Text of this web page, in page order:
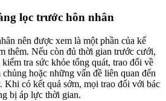
lọc trước hôn nhân
nên được xem là một phần của kế
thêm. Nếu còn đủ thời gian trước cưới,
tra sức khỏe tổng quát, trao đổi về
hoặc những vấn đề liên quan đến
Khi có kết quả sớm, mọi trao đổi với bác
bị áp lực thời gian.